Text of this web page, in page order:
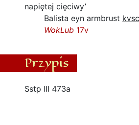
napiętej cięciwy’
Balista eyn armbrust
WokLub 17v
Przypis
Sstp III 473a